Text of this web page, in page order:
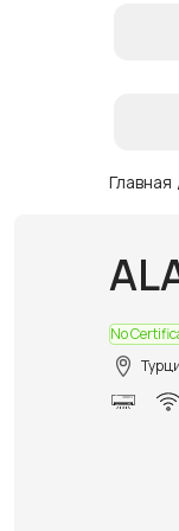
Главная
No